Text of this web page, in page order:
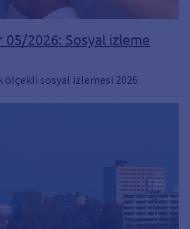
2026: Sosyal izleme
ölçekli sosyal izlemesi 2026